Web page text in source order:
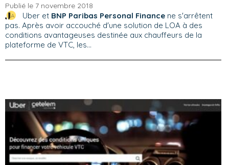
Publié le 7 novembre 2018
Uber et BNP Paribas Personal Financene s'arrêtent
pas. Après avoir accouché d'une solution de LOA à des
conditions avantageuses destinée aux chauffeurs de la
plateforme de VTC, les...